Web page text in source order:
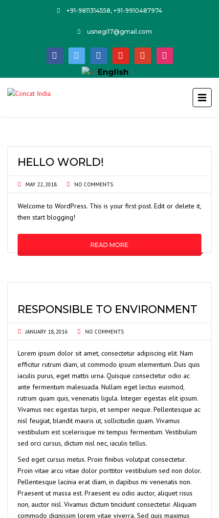
+91-9811314558, +91-9910487974
usnegi17@gmail.com
facebook twitter linkedin youtube google instagram
English ▼
HELLO WORLD!
MAY 22, 2018 NO COMMENTS
Welcome to WordPress. This is your first post. Edit or delete it,
then start blogging!
READ MORE
RESPONSIBLE TO ENVIRONMENT
JANUARY 18, 2016 NO COMMENTS
Lorem ipsum dolor sit amet, consectetur adipiscing elit. Nam
efficitur rutrum diam, ut commodo ipsum elementum. Duis quis
iaculis purus, eget mattis urna. Quisque consectetur odio ac
ante fermentum malesuada. Nullam eget lectus euismod,
rutrum quam quis, venenatis ligula. Integer egestas elit ipsum.
Vivamus nec egestas turpis, et semper neque. Pellentesque ac
nisl feugiat, blandit mauris ut, sollicitudin quam. Vivamus
vestibulum est scelerisque mi tempus fermentum. Vestibulum
sed orci cursus, dictum nisl nec, iaculis tellus.
Sed eget cursus metus. Proin finibus volutpat consectetur.
Proin vitae arcu vitae dolor porttitor vestibulum sed non dolor.
Pellentesque lacinia erat diam, in dapibus mi venenatis non.
Praesent ut massa est. Praesent eu odio auctor, aliquet risus
non, auctor nisl. Vivamus dictum tincidunt consectetur. Aliquam
commodo dignissim lorem vitae viverra. Sed quis maximus